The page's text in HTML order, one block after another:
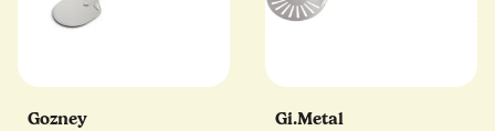
Gozney Gi.Metal